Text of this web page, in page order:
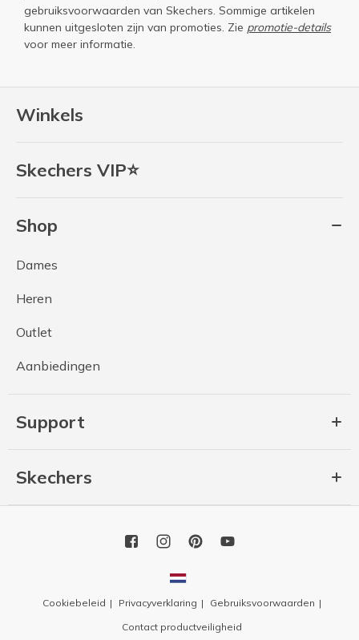
Winkels
Skechers VIP⭐
Shop
Dames
Heren
Outlet
Aanbiedingen
Support
Skechers
gebruiksvoorwaarden van Skechers. Sommige artikelen
kunnen uitgesloten zijn van promoties. Zie promotie-details
voor meer informatie.
Cookiebeleid Privacyverklaring
Gebruiksvoorwaarden
Contact productveiligheid